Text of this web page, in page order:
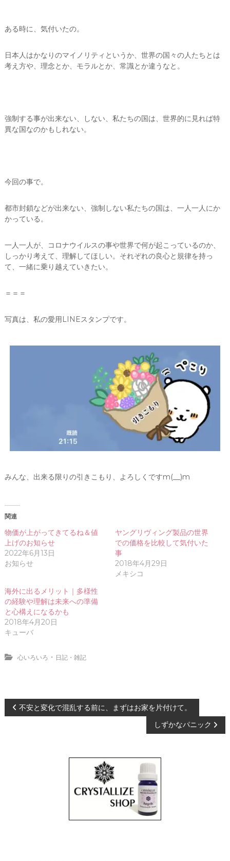
ある時に、気付いたの。
日本人はかなりのマイノリティというか、世界の国々の人たちとは
考え方や、理念とか、モラルとか、常識とか違うなと。
強制する事が出来ない、しない、私たちの国は、世界的に見れば特
異な国なのかもしれない。
今回の事で。
都市封鎖などが出来ない、強制しない私たちの国は、一人一人にか
かっている。
一人一人が、コロナウイルスの事や世界で何が起こっているのか、
しっかり考えて、理解してほしい。それぞれの良心と規律を持っ
て、一緒に乗り越えていきたい。
＝＝＝
写真は、私の愛用LINEスタンプです。
みんな、出来る限りの引きこもり、よろしくですm(__)m
関連
物価が上がってきてるね＆値
上げのお知らせ
2022年6月13日
お知らせ
ヤングリヴィング製品の世界
での価格を比較して気付いた
事
2018年4月29日
メキシコ
海外に出るメリット｜多様性
の経験や理解は未来への準備
と心構えになるかも
2018年4月20日
キューバ
心いろいろ ・ 日記・雑記
投不安と変化で混乱する前に、まずはお家を片付けて。
しずかなパニック